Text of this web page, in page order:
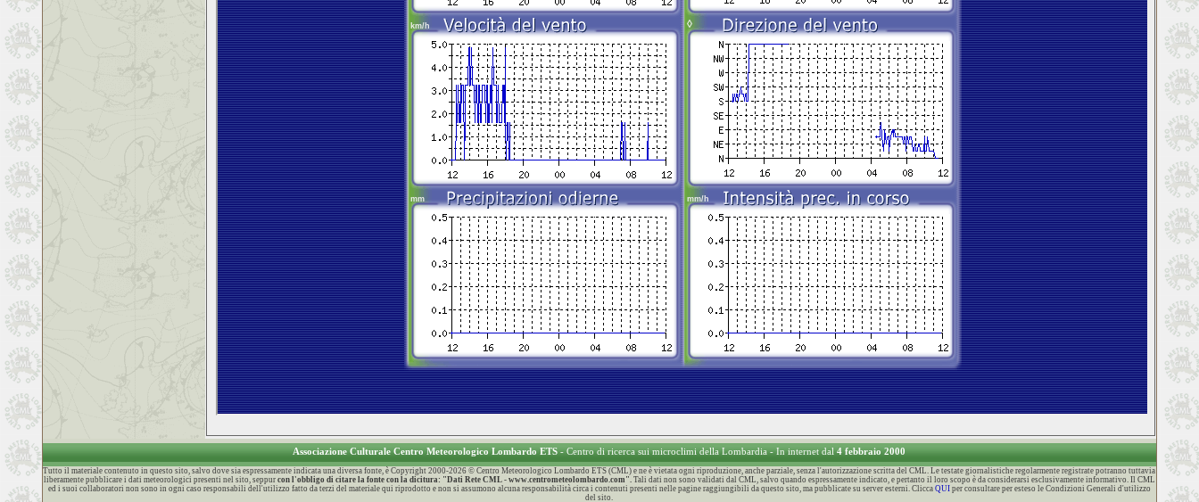
Associazione Culturale Centro Meteorologico Lombardo ETS- Centro di ricerca sui microclimi della Lombardia - In internet dal4 febbraio 2000
Tutto il materiale contenuto in questo sito, salvo dove sia espressamente indicata una diversa fonte, è Copyright 2000-2026 © Centro Meteorologico Lombardo ETS (CML) e ne è vietata ogni riproduzione, anche parziale, senza l'autorizzazione scritta del CML. Le testate giornalistiche regolarmente registrate potranno tuttavia
liberamente pubblicare i dati meteorologici presenti nel sito, seppur con l'obbligo di citare la fonte con la dicitura: "Dati Rete CML - www.centrometeolombardo.com".Tali dati non sono validati dal CML, salvo quando espressamente indicato, e pertanto il loro scopo è da considerarsi esclusivamente informativo. Il CML
ed i suoi collaboratori non sono in ogni caso responsabili dell'utilizzo fatto da terzi del materiale qui riprodotto e non si assumono alcuna responsabilità circa i contenuti presenti nelle pagine raggiungibili da questo sito, ma pubblicate su server esterni. Clicca QUIper consultare per esteso le Condizioni Generali d'utilizzo
del sito.